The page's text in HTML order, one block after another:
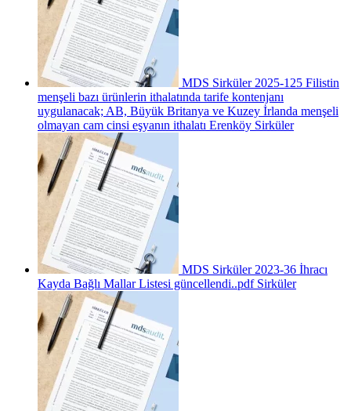
MDS Sirküler 2025-125 Filistin
menşeli bazı ürünlerin ithalatında tarife kontenjanı
uygulanacak; AB, Büyük Britanya ve Kuzey İrlanda menşeli
olmayan cam cinsi eşyanın ithalatı Erenköy Sirküler
MDS Sirküler 2023-36 İhracı
Kayda Bağlı Mallar Listesi güncellendi..pdf Sirküler